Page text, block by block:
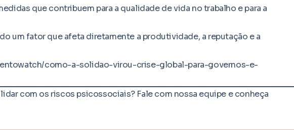
que contribuem para a qualidade de vida no trabalho e para a
um fator que afeta diretamente a produtividade, a reputação e a
como-a-solidao-virou-crise-global-para-governos-e-
com os riscos psicossociais? Fale com nossa equipe e conheça